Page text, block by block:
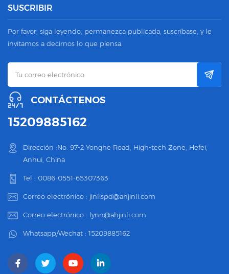
SUSCRIBIR
Por favor, siga leyendo, permanezca publicada, suscríbase, y le
invitamos a decirnos lo que piensa.
CONTÁCTENOS
15209885162
Dirección :No. 97-2 Yonghe Road, High-tech Zone, Hefei,
Anhui, China
Tel : 0086-0551-65307363
Correo electrónico : jinlispd@ahjinli.com
Correo electrónico : lynn@ahjinli.com
Whatsapp/Wechat : 15209885162